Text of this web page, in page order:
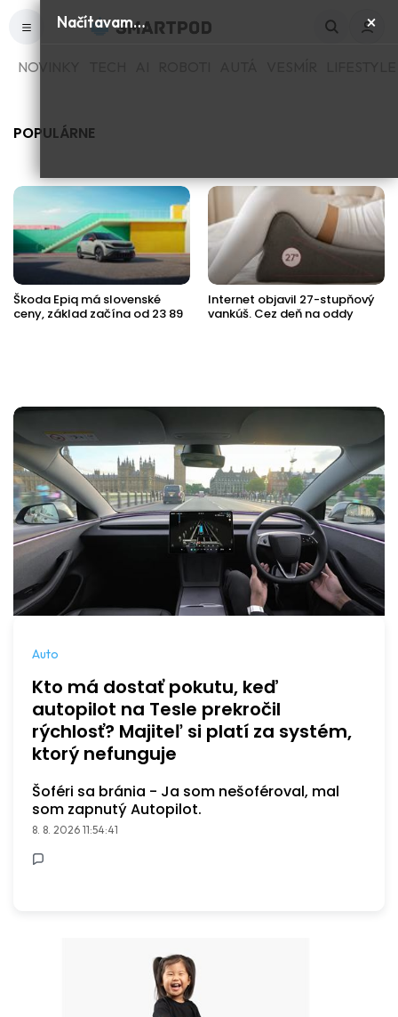
Načítavam… ×
NOVINKY
POPULÁRNE
Škoda Epiq má slovenské
ceny, základ začína od 23 89
Internet objavil 27-stupňový
vankúš. Cez deň na oddy
Auto
Kto má dostať pokutu, keď
autopilot na Tesle prekročil
rýchlosť? Majiteľ si platí za systém,
ktorý nefunguje
Šoféri sa bránia - Ja som nešoféroval, mal
som zapnutý Autopilot.
8. 8. 2026 11:54:41